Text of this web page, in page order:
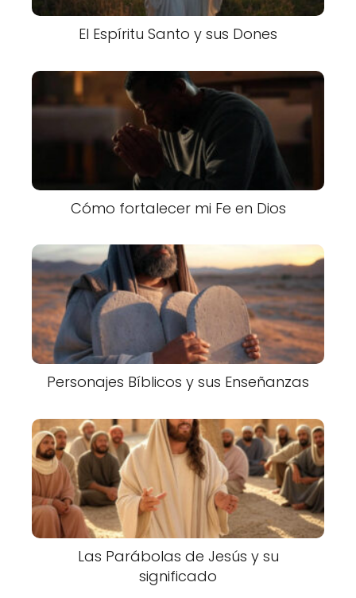
El Espíritu Santo y sus Dones
Cómo fortalecer mi Fe en Dios
Personajes Bíblicos y sus Enseñanzas
Las Parábolas de Jesús y su
significado